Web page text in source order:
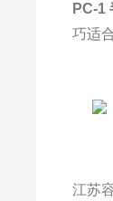
PC-1
巧适
江苏